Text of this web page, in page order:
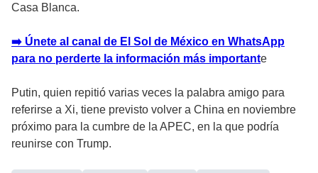
Casa Blanca.
➡️ Únete al canal de El Sol de México en WhatsApp
para no perderte la información más importante
Putin, quien repitió varias veces la palabra amigo para
referirse a Xi, tiene previsto volver a China en noviembre
próximo para la cumbre de la APEC, en la que podría
reunirse con Trump.